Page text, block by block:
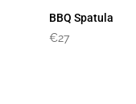
BBQ Spatula
€27